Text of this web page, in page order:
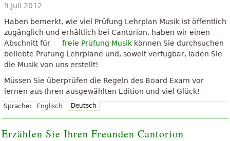
9 Juli 2012
Haben bemerkt, wie viel Prüfung Lehrplan Musik ist öffentlich
zugänglich und erhältlich bei Cantorion, haben wir einen
Abschnitt für
freie Prüfung Musik können Sie durchsuchen
beliebte Prüfung Lehrpläne und, soweit verfügbar, laden Sie
die Musik von uns erstellt!
Müssen Sie überprüfen die Regeln des Board Exam vor
lernen aus Ihren ausgewählten Edition und viel Glück!
Sprache: Englisch Deutsch
Erzählen Sie Ihren Freunden Cantorion